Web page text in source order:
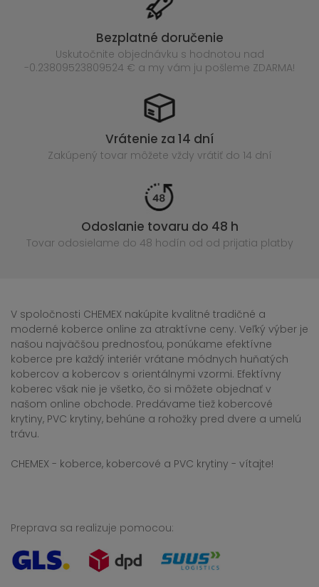
Bezplatné doručenie
Uskutočnite objednávku s hodnotou nad
-0.23809523809524 € a my vám ju pošleme ZDARMA!
Vrátenie za 14 dní
Zakúpený tovar môžete vždy vrátiť do 14 dní
Odoslanie tovaru do 48 h
Tovar odosielame do 48 hodín od od prijatia platby
V spoločnosti CHEMEX nakúpite kvalitné tradičné a
moderné koberce online za atraktívne ceny. Veľký výber je
našou najväčšou prednosťou, ponúkame efektívne
koberce pre každý interiér vrátane módnych huňatých
kobercov a kobercov s orientálnymi vzormi. Efektívny
koberec však nie je všetko, čo si môžete objednať v
našom online obchode. Predávame tiež kobercové
krytiny, PVC krytiny, behúne a rohožky pred dvere a umelú
trávu.
CHEMEX - koberce, kobercové a PVC krytiny - vítajte!
Preprava sa realizuje pomocou: